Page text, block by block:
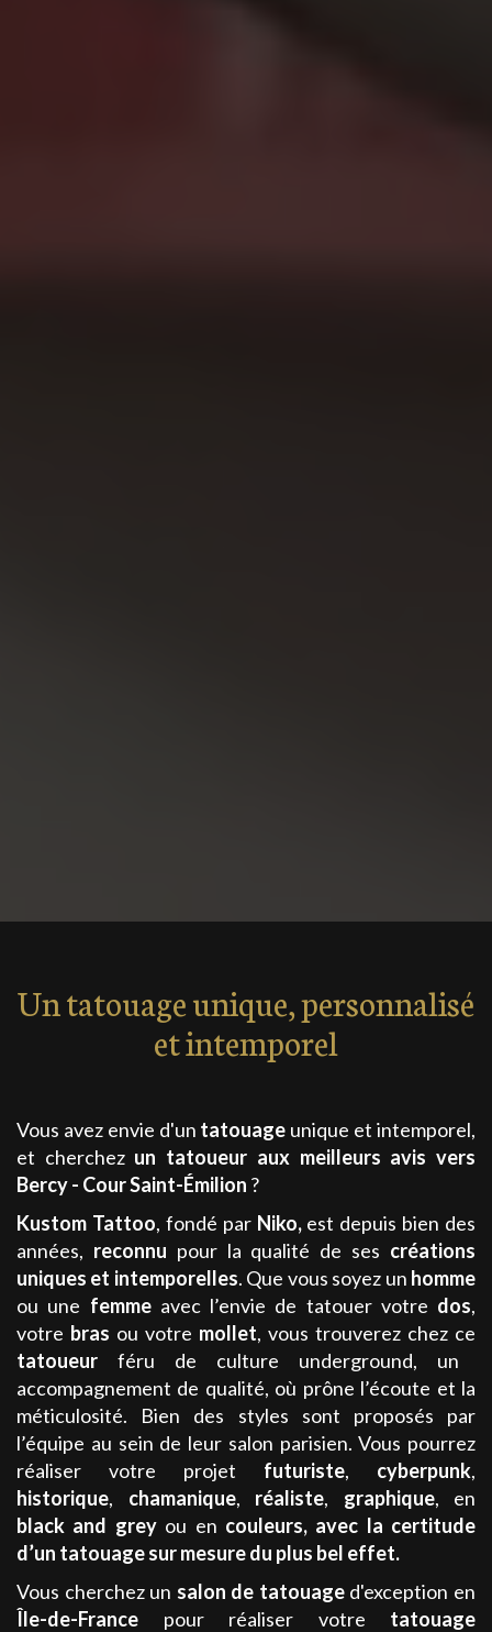
Un tatouage unique, personnalisé
et intemporel
Vous avez envie d'un tatouage unique et intemporel,
et cherchez un tatoueur aux meilleurs avis vers
Bercy - Cour Saint-Émilion ?
Kustom Tattoo, fondé par Niko, est depuis bien des
années, reconnu pour la qualité de ses créations
uniques et intemporelles. Que vous soyez un homme
ou une femmeavec l’envie de tatouer votre dos,
votre bras ou votre mollet, vous trouverez chez ce
tatoueur féru de culture underground, un
accompagnement de qualité, où prône l’écoute et la
méticulosité. Bien des styles sont proposés par
l’équipe au sein de leur salon parisien. Vous pourrez
réaliser votre projet futuriste, cyberpunk,
historique, chamanique, réaliste, graphique, en
black and greyou en couleurs, avec la certitude
d’un tatouage sur mesure du plus bel effet.
Vous cherchez un salon de tatouaged'exception en
Île-de-France pour réaliser votre tatouage